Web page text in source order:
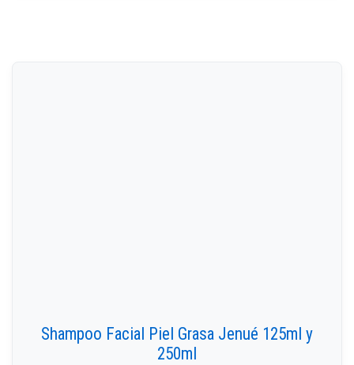
Shampoo Facial Piel Grasa Jenué 125ml y
250ml